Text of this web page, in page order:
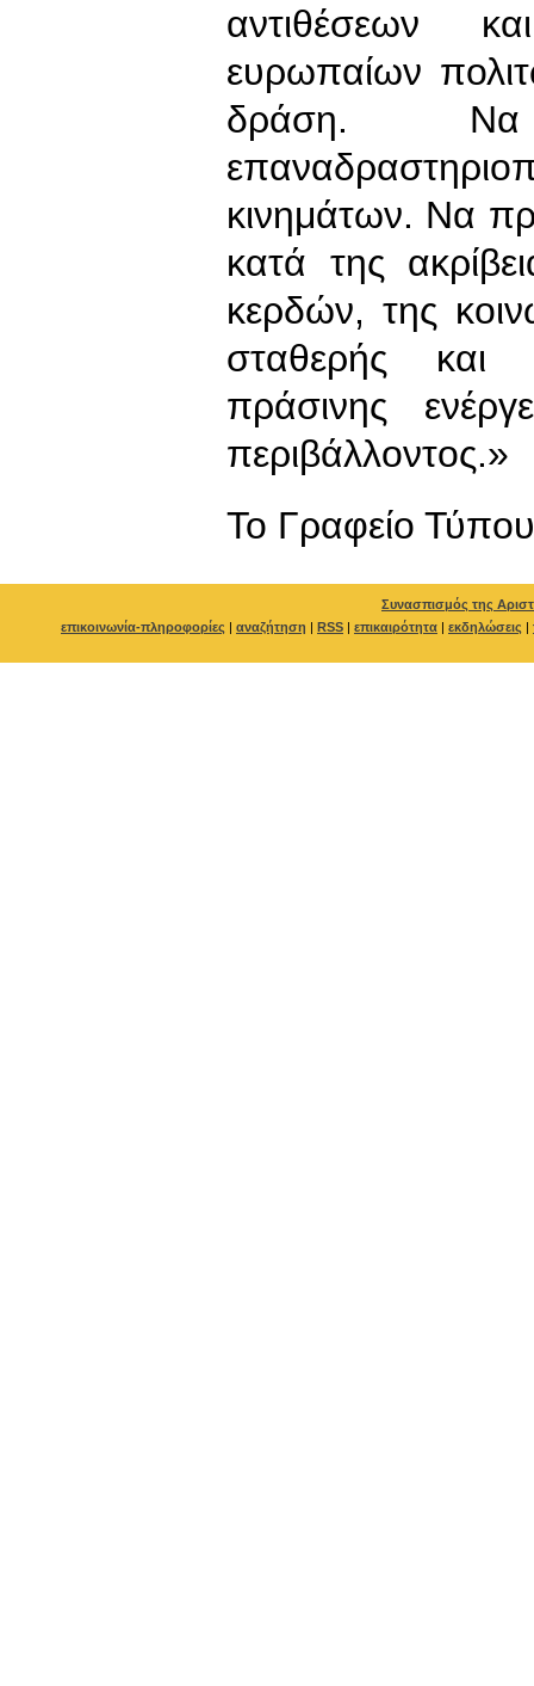
αντιθέσεων
ευρωπαίων
δράση. Να
κινημάτων. Να
κατά της
κερδών, της
σταθερής και
πράσινης
περιβάλλοντος.»
To Γραφείο Τύπου
Συνασπισμός της
επικοινωνία-πληροφορίες | αναζήτηση | RSS | επικαιρότητα | εκδηλώσεις |